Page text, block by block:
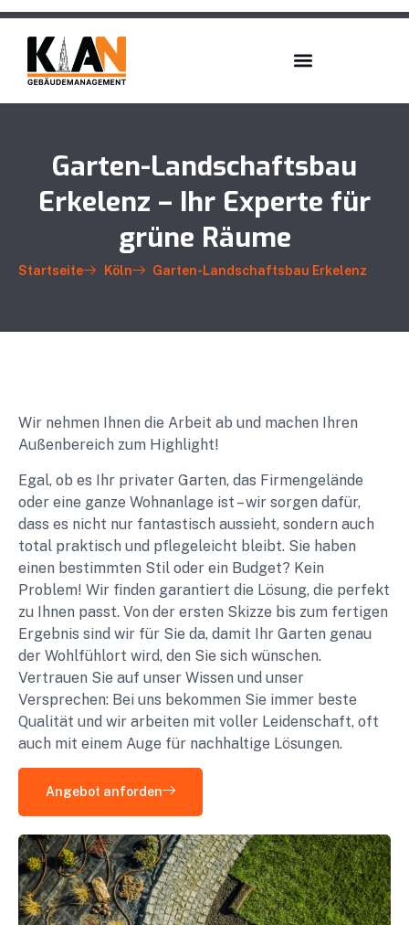
Garten-Landschaftsbau
Erkelenz – Ihr Experte für
grüne Räume
Startseite Köln Garten-Landschaftsbau Erkelenz
Wir nehmen Ihnen die Arbeit ab und machen Ihren
Außenbereich zum Highlight!
Egal, ob es Ihr privater Garten, das Firmengelände
oder eine ganze Wohnanlage ist – wir sorgen dafür,
dass es nicht nur fantastisch aussieht, sondern auch
total praktisch und pflegeleicht bleibt. Sie haben
einen bestimmten Stil oder ein Budget? Kein
Problem! Wir finden garantiert die Lösung, die perfekt
zu Ihnen passt. Von der ersten Skizze bis zum fertigen
Ergebnis sind wir für Sie da, damit Ihr Garten genau
der Wohlfühlort wird, den Sie sich wünschen.
Vertrauen Sie auf unser Wissen und unser
Versprechen: Bei uns bekommen Sie immer beste
Qualität und wir arbeiten mit voller Leidenschaft, oft
auch mit einem Auge für nachhaltige Lösungen.
Angebot anforden